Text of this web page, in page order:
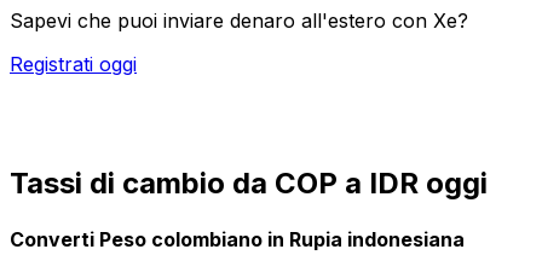
Sapevi che puoi inviare denaro all'estero con Xe?
Registrati oggi
Tassi di cambio da COP a IDR oggi
Converti Peso colombiano in Rupia indonesiana